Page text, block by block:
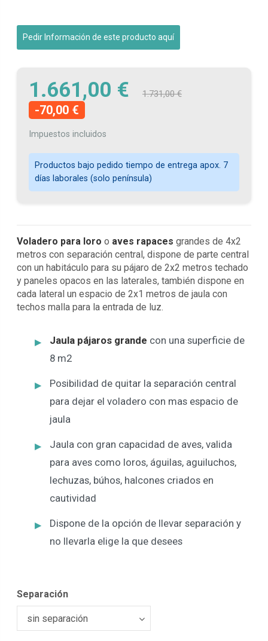
Pedir Información de este producto aquí
1.661,00 € 1.731,00 €
-70,00 €
Impuestos incluidos
Productos bajo pedido tiempo de entrega apox. 7
días laborales (solo península)
Voladero para loro o aves rapaces grandes de 4x2
metros con separación central, dispone de parte central
con un habitáculo para su pájaro de 2x2 metros techado
y paneles opacos en las laterales, también dispone en
cada lateral un espacio de 2x1 metros de jaula con
techos malla para la entrada de luz.
Jaula pájaros grande con una superficie de
8 m2
Posibilidad de quitar la separación central
para dejar el voladero con mas espacio de
jaula
Jaula con gran capacidad de aves, valida
para aves como loros, águilas, aguiluchos,
lechuzas, búhos, halcones criados en
cautividad
Dispone de la opción de llevar separación y
no llevarla elige la que desees
Separación